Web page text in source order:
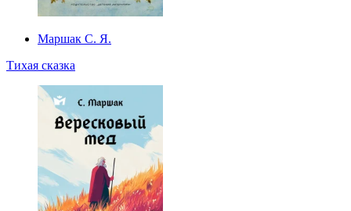
Маршак С. Я.
Тихая сказка